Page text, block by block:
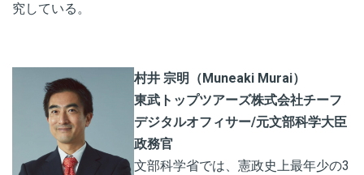
究している。
村井 宗明
（Muneaki Murai）
東武トップツアーズ株式会社チーフ
デジタルオフィサー/元文部科学大臣
政務官
文部科学省では、憲政史上最年少の3